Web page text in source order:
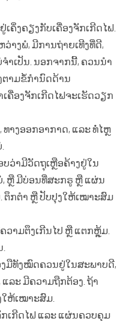
ຄິ່ງຄຽງກັບເຄື່ອງຈັກເກີດໄຟ.
າງພໍ, ມີການຖ່າຍເທີງທີ່ດີ,
ຳເປັນ. ນອກຈາກນີ້, ຄວນນຳ
າມຂໍ້ກຳນົດດ້ານ
ຄື່ອງຈັກເກີດໄຟຈະເຮັດວຽກ
ທາງອອກອາກາດ, ແລະ ທໍ່ໄຫຼ
ວ່າມີວັດຖຸເຫຼືອຄ້າງຢູ່ໃນ
, ຫຼື ມີບ່ອນທີ່ສະກຣູ ຫຼື ແຜ່ນ
ຕຶກຕຳ ຫຼື ປັບປຸງໃຫ້ເໝາະສົມ
າມຕຶງເກີນໄປ ຫຼື ແຕກຫຼຸ້ມ.
ງມືທັງໝົດຄວນຢູ່ໃນສະພາບດີ,
ລະ ມີຄວາມຖືກຕ້ອງ. ຖ້າ
ຫ້ເໝາະສົມ.
ເກີດໄຟ ແລະ ແຜ່ນຄວບຄຸມ